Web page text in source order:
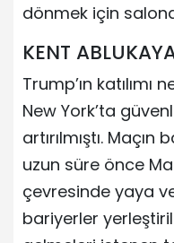
dönmek için
KENT
Trump’ın
New York’ta
artırılmıştı.
uzun süre önce
çevresinde yaya
bariyerler